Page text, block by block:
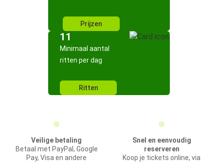
Prijzen
11
Minimaal aantal
ritten per dag
Ritten
Veilige betaling
Betaal met PayPal, Google
Pay, Visa en andere
Snel en eenvoudig
reserveren
Koop je tickets online, via